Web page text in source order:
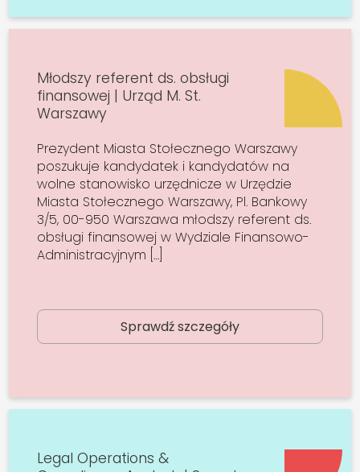
Młodszy referent ds. obsługi
finansowej | Urząd M. St.
Warszawy
Prezydent Miasta Stołecznego Warszawy
poszukuje kandydatek i kandydatów na
wolne stanowisko urzędnicze w Urzędzie
Miasta Stołecznego Warszawy, Pl. Bankowy
3/5, 00-950 Warszawa młodszy referent ds.
obsługi finansowej w Wydziale Finansowo-
Administracyjnym […]
Sprawdź szczegóły
Legal Operations &